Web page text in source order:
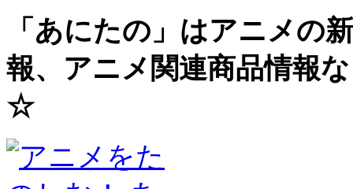
「あにたの」はアニメの
報、アニメ関連商品情報
☆